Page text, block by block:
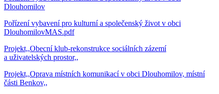
Dlouhomilov
Pořízení vybavení pro kulturní a společenský život v obci
DlouhomilovMAS.pdf
Projekt,,Obecní klub-rekonstrukce sociálních zázemí
a uživatelských prostor,,
Projekt,,Oprava místních komunikací v obci Dlouhomilov, místní
části Benkov,,